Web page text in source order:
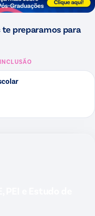
te preparamos para